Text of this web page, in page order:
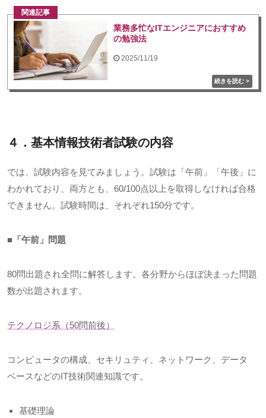
関連記事
業務多忙なITエンジニアにおすすめ
の勉強法
2025/11/19
４．基本情報技術者試験の内容
では、試験内容を見てみましょう。試験は「午前」「午後」に
わかれており、両方とも、 60/100点以上を取得しなければ合格
できません。試験時間は、それぞれ150分です。
■「午前」問題
80問出題され全問に解答します。各分野からほぼ決まった問題
数が出題されます。
テクノロジ系（50問前後）
コンピュータの構成、セキリュティ、ネットワーク、データ
ベースなどのIT技術関連知識です。
基礎理論